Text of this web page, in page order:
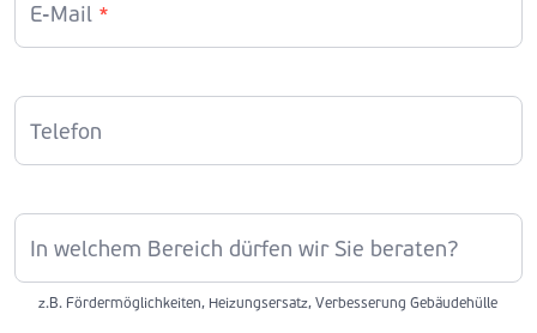
E-Mail *
Telefon
In welchem Bereich dürfen wir Sie beraten?
z.B. Fördermöglichkeiten, Heizungsersatz, Verbesserung Gebäudehülle